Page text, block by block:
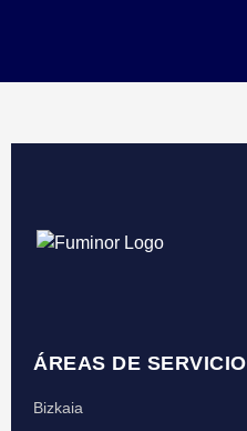
ÁREAS DE SERVICIO
Bizkaia